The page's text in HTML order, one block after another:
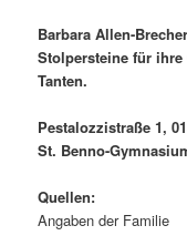
Barbara Allen-
Stolpersteine für
Tanten.
Pestalozzistraße 1,
St. Benno-
Quellen:
Angaben der Familie